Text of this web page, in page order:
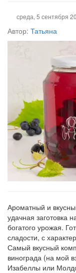
среда, 5 сентября
Автор: Татьяна
Ароматный и
удачная заготовка
богатого урожая.
сладости, с
Самый вкусный
винограда (на мой
Изабеллы или